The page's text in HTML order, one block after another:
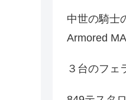
中世の騎士
Armored
３台のフェ